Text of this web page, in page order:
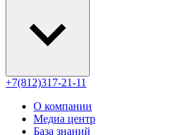
+7(812)317-21-11
О компании
Медиа центр
База знаний